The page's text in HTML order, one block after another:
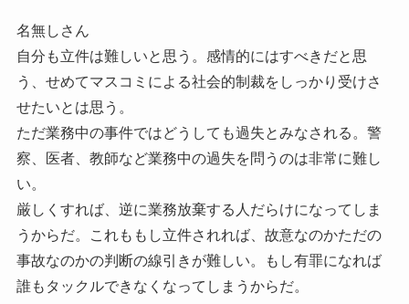
名無しさん
自分も立件は難しいと思う。感情的にはすべきだと思
う、せめてマスコミによる社会的制裁をしっかり受けさ
せたいとは思う。
ただ業務中の事件ではどうしても過失とみなされる。警
察、医者、教師など業務中の過失を問うのは非常に難し
い。
厳しくすれば、逆に業務放棄する人だらけになってしま
うからだ。これももし立件されれば、故意なのかただの
事故なのかの判断の線引きが難しい。もし有罪になれば
誰もタックルできなくなってしまうからだ。